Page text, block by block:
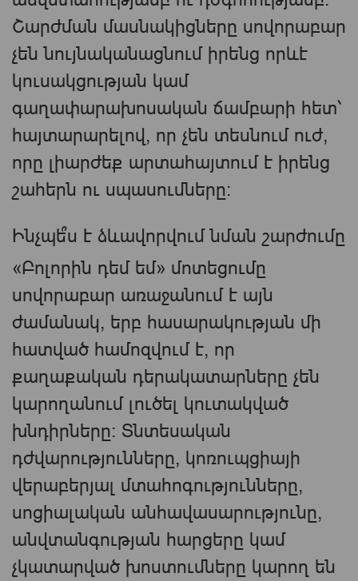
Շարժման մասնակիցները սովորաբար
չեն նույնականացնում իրենց որևէ
կուսակցության կամ
գաղափարախոսական ճամբարի հետ՝
հայտարարելով, որ չեն տեսնում ուժ,
որը լիարժեք արտահայտում է իրենց
շահերն ու սպասումները։
Ինչպե՞ս է ձևավորվում նման շարժումը
«Բոլորին դեմ եմ» մոտեցումը
սովորաբար առաջանում է այն
ժամանակ, երբ հասարակության մի
հատված համոզվում է, որ
քաղաքական դերակատարները չեն
կարողանում լուծել կուտակված
խնդիրները։ Տնտեսական
դժվարությունները, կոռուպցիայի
վերաբերյալ մտահոգությունները,
սոցիալական անհավասարությունը,
անվտանգության հարցերը կամ
չկատարված խոստումները կարող են